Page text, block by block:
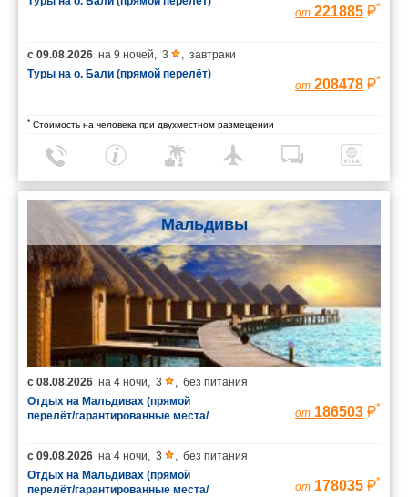
от 221885 *
с 09.08.2026 на 9 ночей, 3 , завтраки
Туры на о. Бали (прямой перелёт)
от 208478 *
* Стоимость на человека при двухместном размещении
Мальдивы
с 08.08.2026 на 4 ночи 3
без питания
Отдых на Мальдивах (прямой
перелёт/гарантированные места/
от 186503 *
с 09.08.2026 на 4 ночи 3
без питания
Отдых на Мальдивах (прямой
перелёт/гарантированные места/
от 178035 *